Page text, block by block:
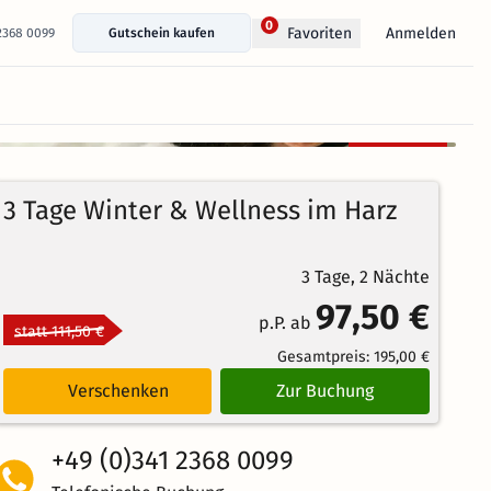
0099 Gutschein kaufen
0 Favoriten Anmelden
91%
Bewertungen
4.1/5
stornierbar
3 Tage Winter & Wellness im Harz
3 Tage, 2 Nächte
statt 111,50 € p.P. ab 97,50 €
Gesamtpreis: 195,00 €
Verschenken Zur Buchung
+49 (0)341 2368 0099